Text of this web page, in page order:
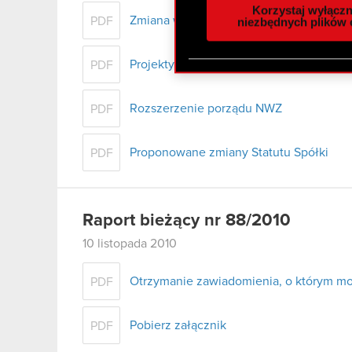
społecznościowym,
otrzymanymi od Ciebie
zgadasz się na używanie
Korzystaj
niezbędnych plików
PDF Zmiana w porządku obrad NZW na
PDF Projekty uchwał
PDF Rozszerzenie porządu NWZ
PDF Proponowane zmiany Statutu Spółki
Raport bieżący nr 88/2010
10 listopada 2010
PDF Otrzymanie zawiadomienia, o którym
PDF Pobierz załącznik